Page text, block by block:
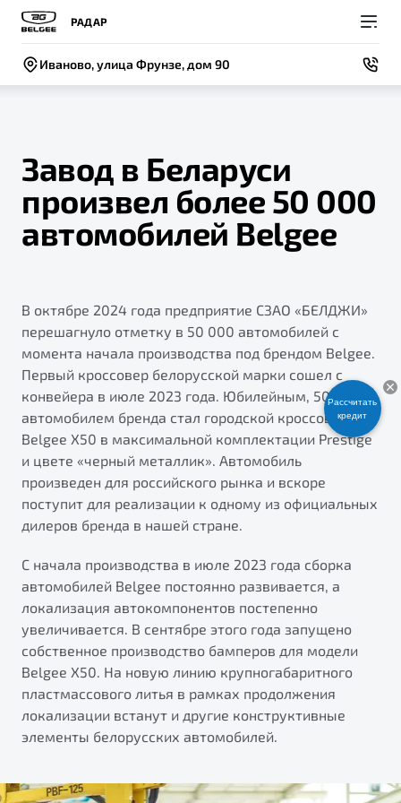
РАДАР
Иваново, улица Фрунзе, дом 90
Модели
от 2 219 990 ₽*
S50
Элегантный и практичный седан
Покупателям
ВЫБОР И ПОКУПКА
Спецпредложения и Акции
ФИНАНСЫ И УСЛУГИ
Автокредит
Трейд-ин
Страхование
Расчет КАСКО
Узнайте о специальных выгодах при покупке
Владельцам
СЕРВИС
Руководство по эксплуатации
Калькулятор ТО
ПОДДЕРЖКА
Гарантия Belgee
Belgee Линк
Belgee Клуб
Реферальная программа
Клиентская поддержка
Помощь на дорогах
О компании
СОБЫТИЯ
Контакты
BELGEE В РОССИИ
О бренде
О дилерском центре
Правовая информация
Завод в Беларуси
произвел более 50 000
автомобилей Belgee
В октябре 2024 года предприятие СЗАО «БЕЛДЖИ»
перешагнуло отметку в 50 000 автомобилей с
момента начала производства под брендом Belgee.
Первый кроссовер белорусской марки сошел с
конвейера в июле 2023 года. Юбилейным, 50 000-м
автомобилем бренда стал городской кроссовер
Belgee X50 в максимальной комплектации Prestige
и цвете «черный металлик». Автомобиль
произведен для российского рынка и вскоре
поступит для реализации к одному из официальных
дилеров бренда в нашей стране.
С начала производства в июле 2023 года сборка
автомобилей Belgee постоянно развивается, а
локализация автокомпонентов постепенно
увеличивается. В сентябре этого года запущено
собственное производство бамперов для модели
Belgee X50. На новую линию крупногабаритного
пластмассового литья в рамках продолжения
локализации встанут и другие конструктивные
элементы белорусских автомобилей.
Рассчитать
кредит